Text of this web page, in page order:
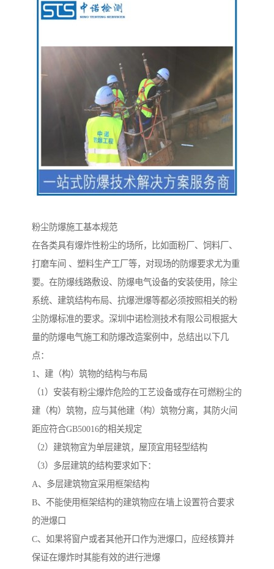
粉尘防爆施工基本规范
在各类具有爆炸性粉尘的场所，比如面粉厂、饲料厂、
打磨车间 、塑料生产工厂等，对现场的防爆要求尤为重
要。在防爆线路敷设、防爆电气设备的安装使用，除尘
系统、建筑结构布局、抗爆泄爆等都必须按照相关的粉
尘防爆标准的要求。深圳中诺检测技术有限公司根据大
量的防爆电气施工和防爆改造案例中，总结出以下几
点：
1、建（构）筑物的结构与布局
（1）安装有粉尘爆炸危险的工艺设备或存在可燃粉尘的
建（构）筑物，应与其他建（构）筑物分离，其防火间
距应符合GB50016的相关规定
（2）建筑物宜为单层建筑，屋顶宜用轻型结构
（3）多层建筑的结构要求如下：
A、多层建筑物宜采用框架结构
B、不能使用框架结构的建筑物应在墙上设置符合要求
的泄爆口
C、如果将窗户或者其他开口作为泄爆口，应经核算并
保证在爆炸时其能有效的进行泄爆